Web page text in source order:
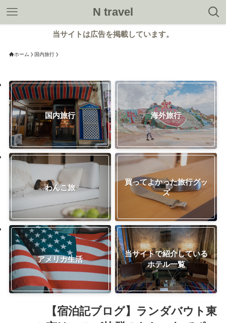
N travel
当サイトは広告を掲載しています。
ホーム 国内旅行
国内旅行 海外旅行
わんこ旅
買ってよかった旅行グッ
ズ
アメリカ生活
当サイトで紹介している
ホテル一覧
【宿泊記ブログ】ランダバウト東